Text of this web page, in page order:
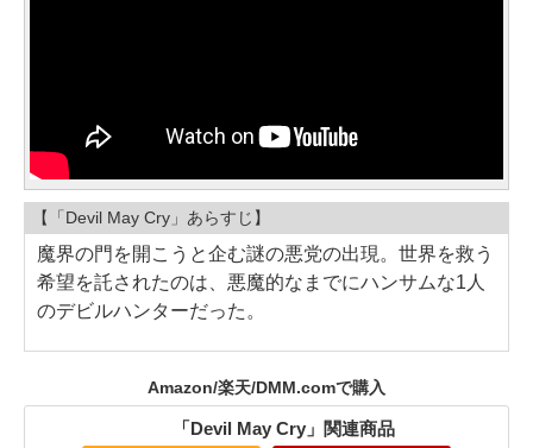
【「Devil May Cry」あらすじ】
魔界の門を開こうと企む謎の悪党の出現。世界を救う
希望を託されたのは、悪魔的なまでにハンサムな1人
のデビルハンターだった。
Amazon/楽天/DMM.comで購入
「Devil May Cry」関連商品